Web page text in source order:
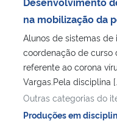
na mobilização da
Alunos de sistemas
coordenação de curso
referente ao corona
Vargas.Pela disciplina
Outras categorias do
Produções em